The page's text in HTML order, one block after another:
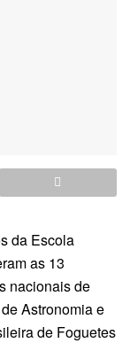
da Escola
as 13
nacionais de
Astronomia e
de Foguetes